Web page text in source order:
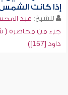
إذا كانت
للشيخ: عبد
جزء من محاضرة (
داود [157])